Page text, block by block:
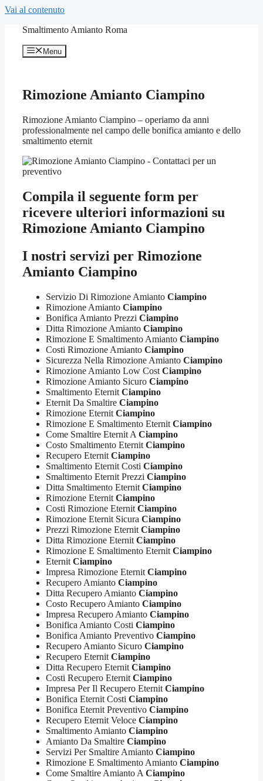
Vai al contenuto
Smaltimento Amianto Roma
Menu
Rimozione Amianto Ciampino
Rimozione Amianto Ciampino – operiamo da anni
professionalmente nel campo delle bonifica amianto e dello
smaltimento eternit
Compila il seguente form per
ricevere ulteriori informazioni su
Rimozione Amianto Ciampino
I nostri servizi per Rimozione
Amianto Ciampino
Servizio Di Rimozione Amianto Ciampino
Rimozione Amianto Ciampino
Bonifica Amianto Prezzi Ciampino
Ditta Rimozione Amianto Ciampino
Rimozione E Smaltimento Amianto Ciampino
Costi Rimozione Amianto Ciampino
Sicurezza Nella Rimozione Amianto Ciampino
Rimozione Amianto Low Cost Ciampino
Rimozione Amianto Sicuro Ciampino
Smaltimento Eternit Ciampino
Eternit Da Smaltire Ciampino
Rimozione Eternit Ciampino
Rimozione E Smaltimento Eternit Ciampino
Come Smaltire Eternit A Ciampino
Costo Smaltimento Eternit Ciampino
Recupero Eternit Ciampino
Smaltimento Eternit Costi Ciampino
Smaltimento Eternit Prezzi Ciampino
Ditta Smaltimento Eternit Ciampino
Rimozione Eternit Ciampino
Costi Rimozione Eternit Ciampino
Rimozione Eternit Sicura Ciampino
Prezzi Rimozione Eternit Ciampino
Ditta Rimozione Eternit Ciampino
Rimozione E Smaltimento Eternit Ciampino
Eternit Ciampino
Impresa Rimozione Eternit Ciampino
Recupero Amianto Ciampino
Ditta Recupero Amianto Ciampino
Costo Recupero Amianto Ciampino
Impresa Recupero Amianto Ciampino
Bonifica Amianto Costi Ciampino
Bonifica Amianto Preventivo Ciampino
Recupero Amianto Sicuro Ciampino
Recupero Eternit Ciampino
Ditta Recupero Eternit Ciampino
Costi Recupero Eternit Ciampino
Impresa Per Il Recupero Eternit Ciampino
Bonifica Eternit Costi Ciampino
Bonifica Eternit Preventivo Ciampino
Recupero Eternit Veloce Ciampino
Smaltimento Amianto Ciampino
Amianto Da Smaltire Ciampino
Servizi Per Smaltire Amianto Ciampino
Rimozione E Smaltimento Amianto Ciampino
Come Smaltire Amianto A Ciampino